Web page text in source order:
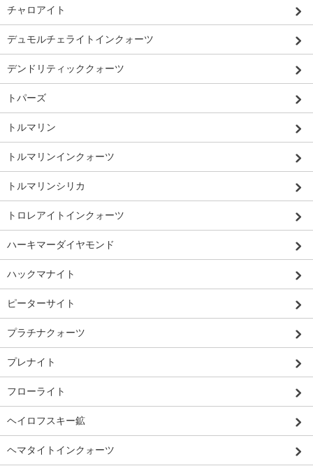
チャロアイト
デュモルチェライトインクォーツ
デンドリティッククォーツ
トパーズ
トルマリン
トルマリンインクォーツ
トルマリンシリカ
トロレアイトインクォーツ
ハーキマーダイヤモンド
ハックマナイト
ピーターサイト
プラチナクォーツ
プレナイト
フローライト
ヘイロフスキー鉱
ヘマタイトインクォーツ